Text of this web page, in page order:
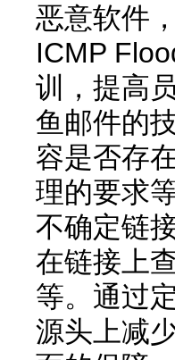
恶意软件
ICMP
训，提高
鱼邮件的
容是否存
理的要求
不确定链
在链接上
等。通过
源头上减